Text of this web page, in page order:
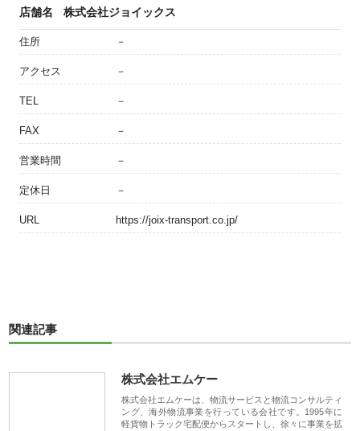
店舗名 株式会社ジョイックス
住所 －
アクセス －
TEL －
FAX －
営業時間 －
定休日 －
URL https://joix-transport.co.jp/
関連記事
株式会社エムケー
株式会社エムケーは、物流サービスと物流コンサルティ
ング、海外物流事業を行っている会社です。1995年に
軽貨物トラック宅配便からスタートし、徐々に事業を拡